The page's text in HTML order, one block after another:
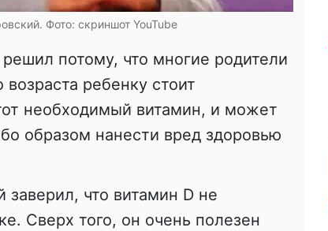
Фото: скриншот YouTube
потому, что многие родители
ребенку стоит
необходимый витамин, и может
образом нанести вред здоровью
заверил, что витамин D не
Сверх того, он очень полезен